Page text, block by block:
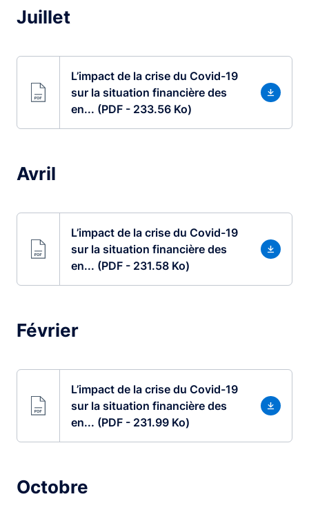
Juillet
L’impact de la crise du Covid-19
sur la situation financière des
en... (PDF - 233.56 Ko)
Avril
L’impact de la crise du Covid-19
sur la situation financière des
en... (PDF - 231.58 Ko)
Février
L’impact de la crise du Covid-19
sur la situation financière des
en... (PDF - 231.99 Ko)
Octobre